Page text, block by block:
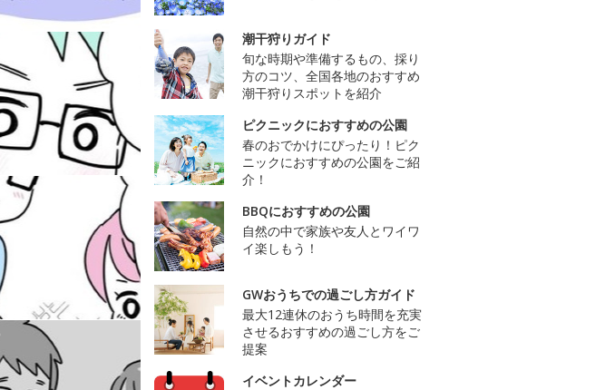
潮干狩りガイド
旬な時期や準備するもの、採り
方のコツ、全国各地のおすすめ
潮干狩りスポットを紹介
ピクニックにおすすめの公園
春のおでかけにぴったり！ピク
ニックにおすすめの公園をご紹
介！
BBQにおすすめの公園
自然の中で家族や友人とワイワ
イ楽しもう！
GWおうちでの過ごし方ガイド
最大12連休のおうち時間を充実
させるおすすめの過ごし方をご
提案
イベントカレンダー